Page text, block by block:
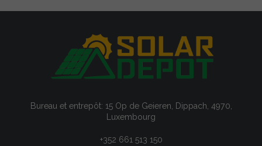
Bureau et entrepôt: 15 Op de Geieren, Dippach, 4970,
Luxembourg
+352 661 513 150